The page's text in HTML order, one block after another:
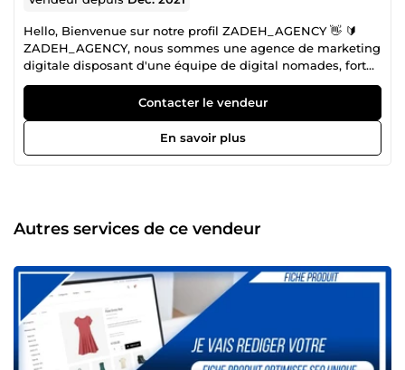
Hello, Bienvenue sur notre profil ZADEH_AGENCY 👋 🔰
ZADEH_AGENCY, nous sommes une agence de marketing
digitale disposant d'une équipe de digital nomades, fort
d’expérience, et spécialisée dans : 👉 Le marketing digital
&amp; social media management ; 👉 Business, Data
&amp; Automatisation IA 👉 Community Management ; 👉
Le Media Buying / Social Medias Advertising : Publicité sur
Facebook ads, Google ads &amp; Snapchat ads, Linkedin
Web SEO &amp; backlinks ; 👉 Graphisme Webdesign
&amp; audiovisuel ; 👉 Montage Vidéos &amp; Animation ;
landing page ; 👉 Stratégie d’email marketing / Campagne
sequence mailing 👉 Etc…. 🔰 Par nos services que nous
proposons, nous visons à vous aider à propulser vos
business à la vitesse supérieur.✅ Nous vous proposons
donc nos services qui combleront vos attentes que vous
soyez en dropshipping/e-commerce, SMMA, une
Contacter le vendeur
En savoir plus
Autres services de ce vendeur